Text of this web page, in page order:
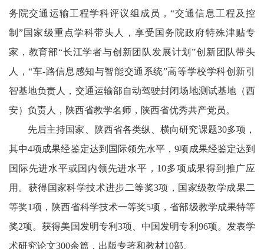
务院交通运输工程学科评议组成员， “交通信息工程及控
制”国家级重点学科带头人，享受国务院政府特殊津贴专
家，教育部“长江学者与创新团队发展计划”创新团队带头
人，“车-路信息感知与智能交通系统”高等学校学科创新引
智基地负责人，交通运输部自动驾驶封闭场地测试基地（西
安）负责人，陕西省教学名师，陕西省优秀共产党员。
先后主持国家、陕西省各类纵、横向研究课题30多项，
其中4项成果经鉴定达到国际领先水平，9项成果经鉴定达到
国际先进水平或国内领先进水平， 10多项成果得到推广应
用。获得国家科学技术进步二等奖3项，国家级教学成果二
等奖1项，陕西省科学技术一等奖5项，省部级教学成果特等
奖2项。获得美国发明专利 3项、中国发明专利 96项。发表学
术研究论文300余篇，出版专著和教材10部。